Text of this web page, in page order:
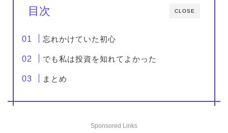
CLOSE
目次
忘れかけていた初心
でも私は投資を知れてよかった
まとめ
Sponsored Links